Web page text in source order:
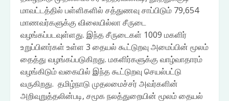
மாவட்டத்தில் பள்ளிகளில் சத்துணவு சாப்பிடும் 79,654
மாணவர்களுக்கு விலையில்லா சீருடை
வழங்கப்படவுள்ளது. இந்த சீருடைகள் 1009 மகளிர்
உறுப்பினர்கள் உள்ள 3 தையல் கூட்டுறவு அமைப்பின் மூலம்
தைத்து வழங்கப்படுகிறது. மகளிர்களுக்கு வாழ்வாதாரம்
வழங்கிடும் வகையில் இந்த கூட்டுறவு செயல்பட்டு
வருகிறது. தமிழ்நாடு முதலமைச்சர் அவர்களின்
அறிவுறுத்தலின்படி, சமூக நலத்துறையின் மூலம் தையல்